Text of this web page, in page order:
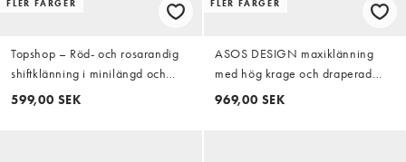
FLER FÄRGER
Topshop – Röd- och rosarandig
shiftklänning i minilängd och
denim
599,00 SEK
FLER FÄRGER
ASOS DESIGN maxiklänning
med hög krage och draperad
överdel i mullbär
969,00 SEK